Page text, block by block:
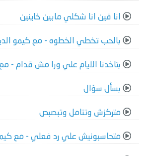
انا فين انا شكلي مابين خاينين
بالحب تخطي الخطوه - مع كيمو
بتاخدنا الايام علي ورا مش قدام -
بسأل سؤال
متركزش وتتامل وتبصبص
متحاسبونيش علي رد فعلي - مع